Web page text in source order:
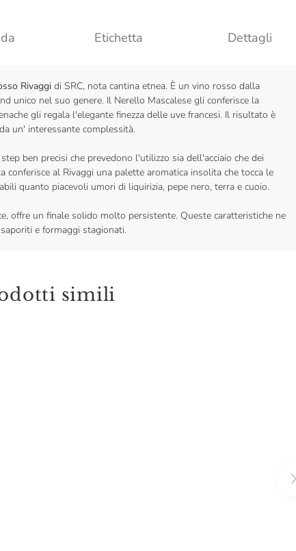
Etichetta Dettagli
Rivaggi di SRC, nota cantina etnea. È un vino rosso dalla
unico nel suo genere. Il Nerello Mascalese gli conferisce la
gli regala l'elegante finezza delle uve francesi. Il risultato è
un' interessante complessità.
ben precisi che prevedono l'utilizzo sia dell'acciaio che dei
conferisce al Rivaggi una palette aromatica insolita che tocca le
quanto piacevoli umori di liquirizia, pepe nero, terra e cuoio.
offre un finale solido molto persistente. Queste caratteristiche ne
e formaggi stagionati.
simili